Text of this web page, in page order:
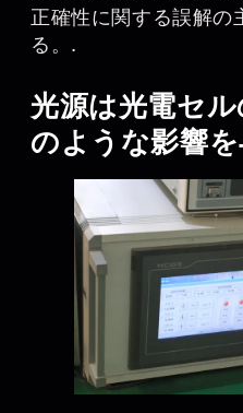
正確性に関する誤解の
る。.
光源は光電セ
のような影響